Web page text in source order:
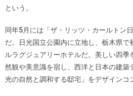
という。
同年5月には「ザ・リッツ・カールトン
だ。日光国立公園内に立地し、栃木県で
ルラグジュアリーホテルだ。美しい四季
然観や美意識を宿し、西洋と日本の建築
光の自然と調和する邸宅」をデザインコ